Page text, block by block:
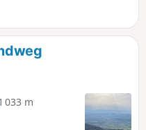
Jahreszeit möglich, im
033 m